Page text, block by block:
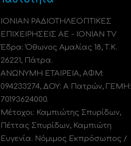
ΙΟΝΙΑΝ ΡΑΔΙΟΤΗΛΕΟΠΤΙΚΕΣ
ΕΠΙΧΕΙΡΗΣΕΙΣ ΑΕ - IONIAN TV
Έδρα: Όθωνος Αμαλίας 18, Τ.Κ.
26221, Πάτρα.
ΑΝΩΝΥΜΗ ΕΤΑΙΡΕΙΑ, ΑΦΜ:
094233274, ΔΟΥ: A Πατρών, ΓΕΜΗ:
70193624000.
Μέτοχοι: Καμπιώτης Σπυρίδων,
Πέττας Σπυρίδων, Καμπιώτη
Ευγενία. Νόμιμος Εκπρόσωπος /